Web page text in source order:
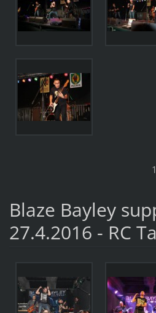
1
Blaze Bayley
27.4.2016 - RC